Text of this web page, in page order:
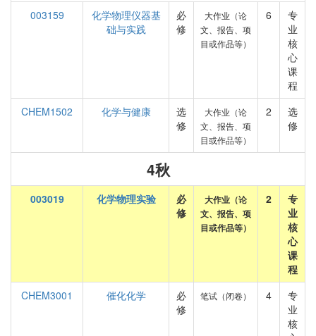
003159
化学物理仪器基
础与实践
必
修
大作业（论
文、报告、项
目或作品等）
6
专
业
核
心
课
程
CHEM1502
化学与健康
选
修
大作业（论
文、报告、项
目或作品等）
2
选
修
4秋
003019 化学物理实验
必
修
大作业（论
文、报告、项
目或作品等）
2
专
业
核
心
课
程
CHEM3001
催化化学
必
修
笔试（闭卷） 4
专
业
核